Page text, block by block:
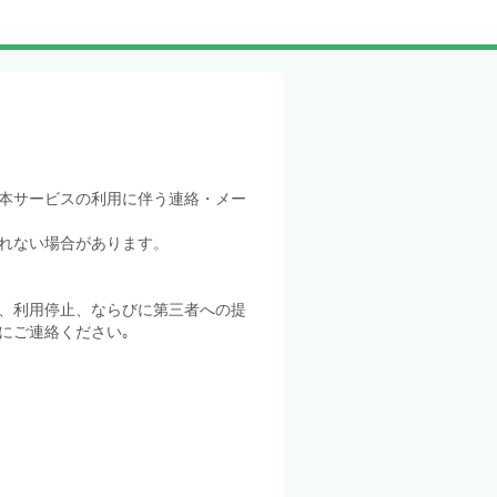
サービスの利用に伴う連絡・メー
い場合があります。
利用停止、ならびに第三者への提
ご連絡ください｡